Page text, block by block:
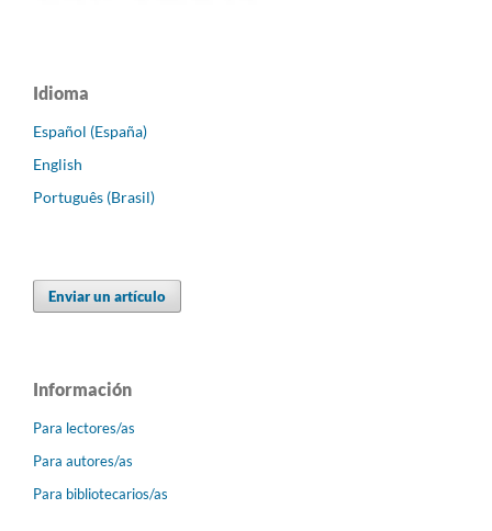
Idioma
Español (España)
English
Português (Brasil)
Enviar un artículo
Información
Para lectores/as
Para autores/as
Para bibliotecarios/as